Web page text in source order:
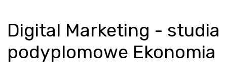
Digital Marketing - studia
podyplomowe Ekonomia